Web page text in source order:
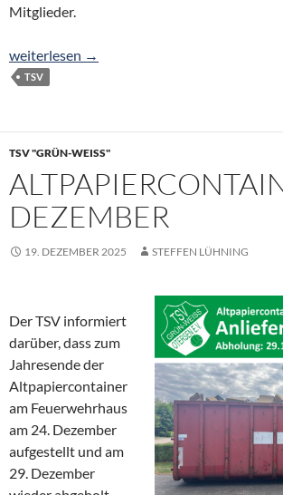
Mitglieder.
TSV lädt zur Jahreshauptversammlung am
weiterlesen →
TSV
TSV "GRÜN-WEISS"
DEZEMBER
19. DEZEMBER 2025 STEFFEN LÜHNING
Der TSV informiert
darüber, dass zum
Jahresende der
Altpapiercontainer
am Feuerwehrhaus
am 24. Dezember
aufgestellt und am
29. Dezember